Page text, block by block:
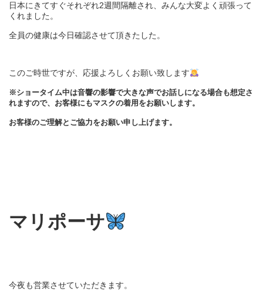
日本にきてすぐそれぞれ2週間隔離され、みんな大変よく頑張って
くれました。
全員の健康は今日確認させて頂きたした。
このご時世ですが、応援よろしくお願い致します
※ショータイム中は音響の影響で大きな声でお話しになる場合も想定さ
れますので、お客様にもマスクの着用をお願いします。
お客様のご理解とご協力をお願い申し上げます。
マリポーサ
今夜も営業させていただきます。